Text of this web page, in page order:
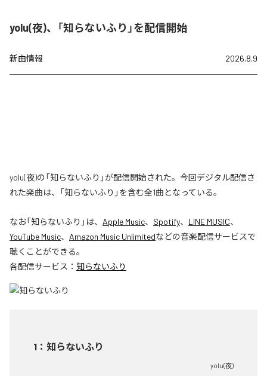
yolu(夜)、「知らないふり」を配信開始
新曲情報 2026.8.9
yolu(夜)の「知らないふり」が配信開始された。今回デジタル配信さ
れた楽曲は、「知らないふり」を含む全1曲となっている。
なお「知らないふり 」は、 Apple Music、 Spotify、 LINE MUSIC、
YouTube Music、 Amazon Music Unlimitedなどの音楽配信サービスで
聴くことができる。
各配信サービス： 知らないふり
1 ： 知らないふり
yolu(夜)